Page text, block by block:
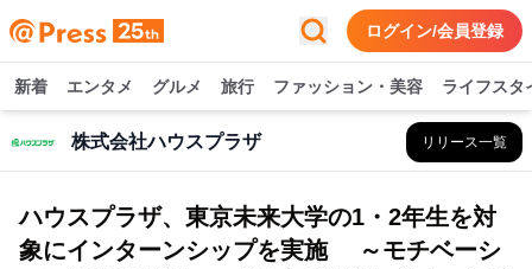
ログイン/会員登録
新着 エンタメ グルメ 旅行 ファッション・美容 ライフスタ
株式会社ハウスプラザ リリース一覧
ハウスプラザ、東京未来大学の1・2年生を対
象にインターンシップを実施 ～モチベーシ